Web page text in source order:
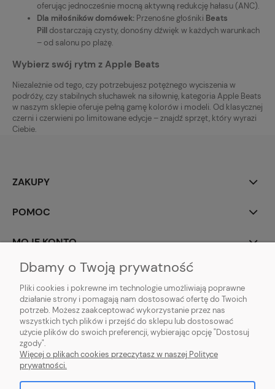
oferując jednocześnie mocną aktywną redukcję hałasu (ANC).
Dla miłośników domówek: Przenośne głośniki Beats
Pilldostarczają czysty, donośny dźwięk w każdych warunkach
– od salonu po plażę.
Wybierz swój rytm z Apple Beats
Niezależnie od tego, czy potrzebujesz potężnego wyciszenia w
podróży, czy stabilnych słuchawek na siłownię, kategoria Apple Beats
w naszym sklepie oferuje pełną gamę kolorów i modeli. Od klasycznej
czerni i czerwieni po limitowane edycje – znajdź sprzęt, który wyrazi
Ciebie.
ZAKUPY
POMOC
MOJE KONTO
INFORMACJE
Dbamy o Twoją prywatność
Pliki cookies i pokrewne im technologie umożliwiają poprawne
działanie strony i pomagają nam dostosować ofertę do Twoich
potrzeb. Możesz zaakceptować wykorzystanie przez nas
wszystkich tych plików i przejść do sklepu lub dostosować
użycie plików do swoich preferencji, wybierając opcję "Dostosuj
zgody".
Więcej o plikach cookies przeczytasz w naszej Polityce
prywatności.